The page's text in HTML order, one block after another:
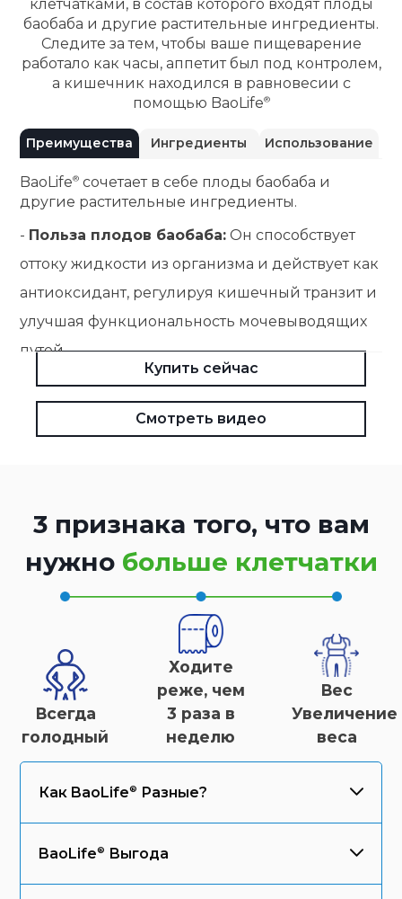
клетчатками, в состав которого входят плоды
баобаба и другие растительные ингредиенты.
Следите за тем, чтобы ваше пищеварение
работало как часы, аппетит был под контролем,
а кишечник находился в равновесии с
помощью BaoLife
Преимущества Ингредиенты Использование
BaoLife сочетает в себе плоды баобаба и
другие растительные ингредиенты.
- Польза плодов баобаба: Он способствует
оттоку жидкости из организма и действует как
антиоксидант, регулируя кишечный транзит и
улучшая функциональность мочевыводящих
путей.
Польза плодов ацеролы:
повышения естественных защитных сил
организма, способствует восстановлению сил
Купить сейчас
Смотреть видео
3 признака того, что вам
нужно больше клетчатки
Всегда
голодный
Ходите
реже, чем
3 раза в
неделю
Вес
Увеличение
веса
Как BaoLife Разные?
BaoLife Выгода